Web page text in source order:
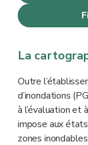
La
Outre
d’inondations
à l’évaluation et
impose aux
zones inondables